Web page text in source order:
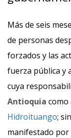
Más de seis
de personas
forzados y las
fuerza pública y
cuya
Antioquia como
Hidroituango;
manifestado por